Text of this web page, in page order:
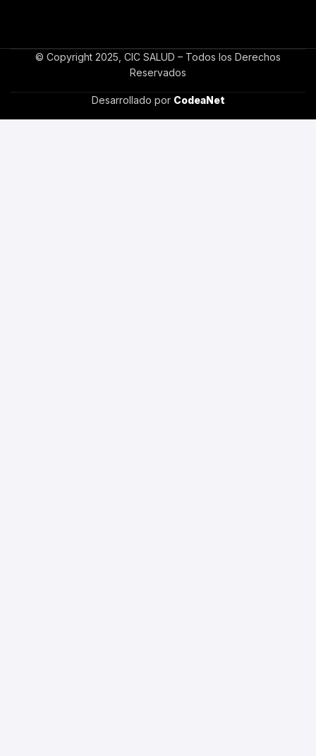
© Copyright 2025, CIC SALUD – Todos los Derechos
Reservados
Desarrollado por CodeaNet